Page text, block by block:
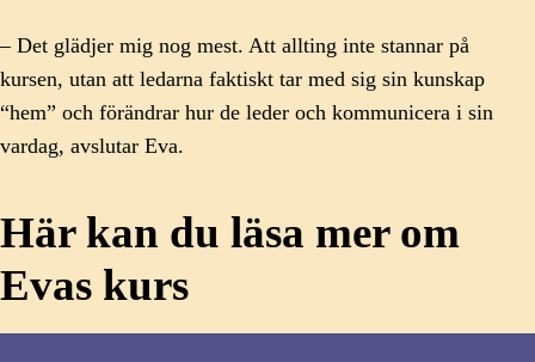
– Det glädjer mig nog mest. Att allting inte stannar på
kursen, utan att ledarna faktiskt tar med sig sin kunskap
“hem” och förändrar hur de leder och kommunicera i sin
vardag, avslutar Eva.
Här kan du läsa mer om
Evas kurs